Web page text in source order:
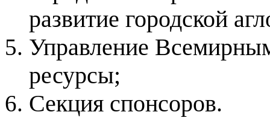
развитие городской
Управление
ресурсы;
Секция спонсоров.